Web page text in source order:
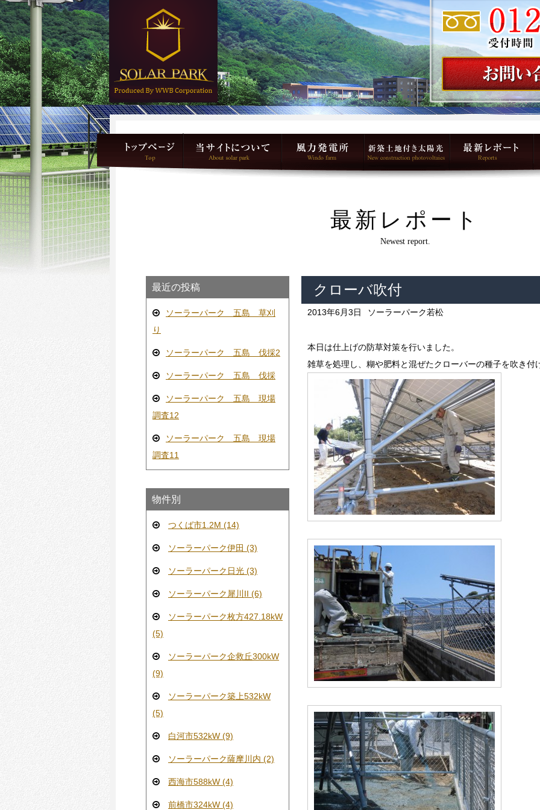
最新レポート
Newest report.
クローバ吹付
2013年6月3日 ソーラーパーク若松
本日は仕上げの防草対策を行いました。
雑草を処理し、糊や肥料と混ぜたクローバーの種子を吹き付
最近の投稿
ソーラーパーク 五島 草刈
り
ソーラーパーク 五島 伐採2
ソーラーパーク 五島 伐採
ソーラーパーク 五島 現場
調査12
ソーラーパーク 五島 現場
調査11
物件別
つくば市1.2M (14)
ソーラーパーク伊田 (3)
ソーラーパーク日光 (3)
ソーラーパーク犀川II (6)
ソーラーパーク枚方427.18kW
(5)
ソーラーパーク企救丘300kW
(9)
ソーラーパーク築上532kW
(5)
白河市532kW (9)
ソーラーパーク薩摩川内 (2)
西海市588kW (4)
前橋市324kW (4)